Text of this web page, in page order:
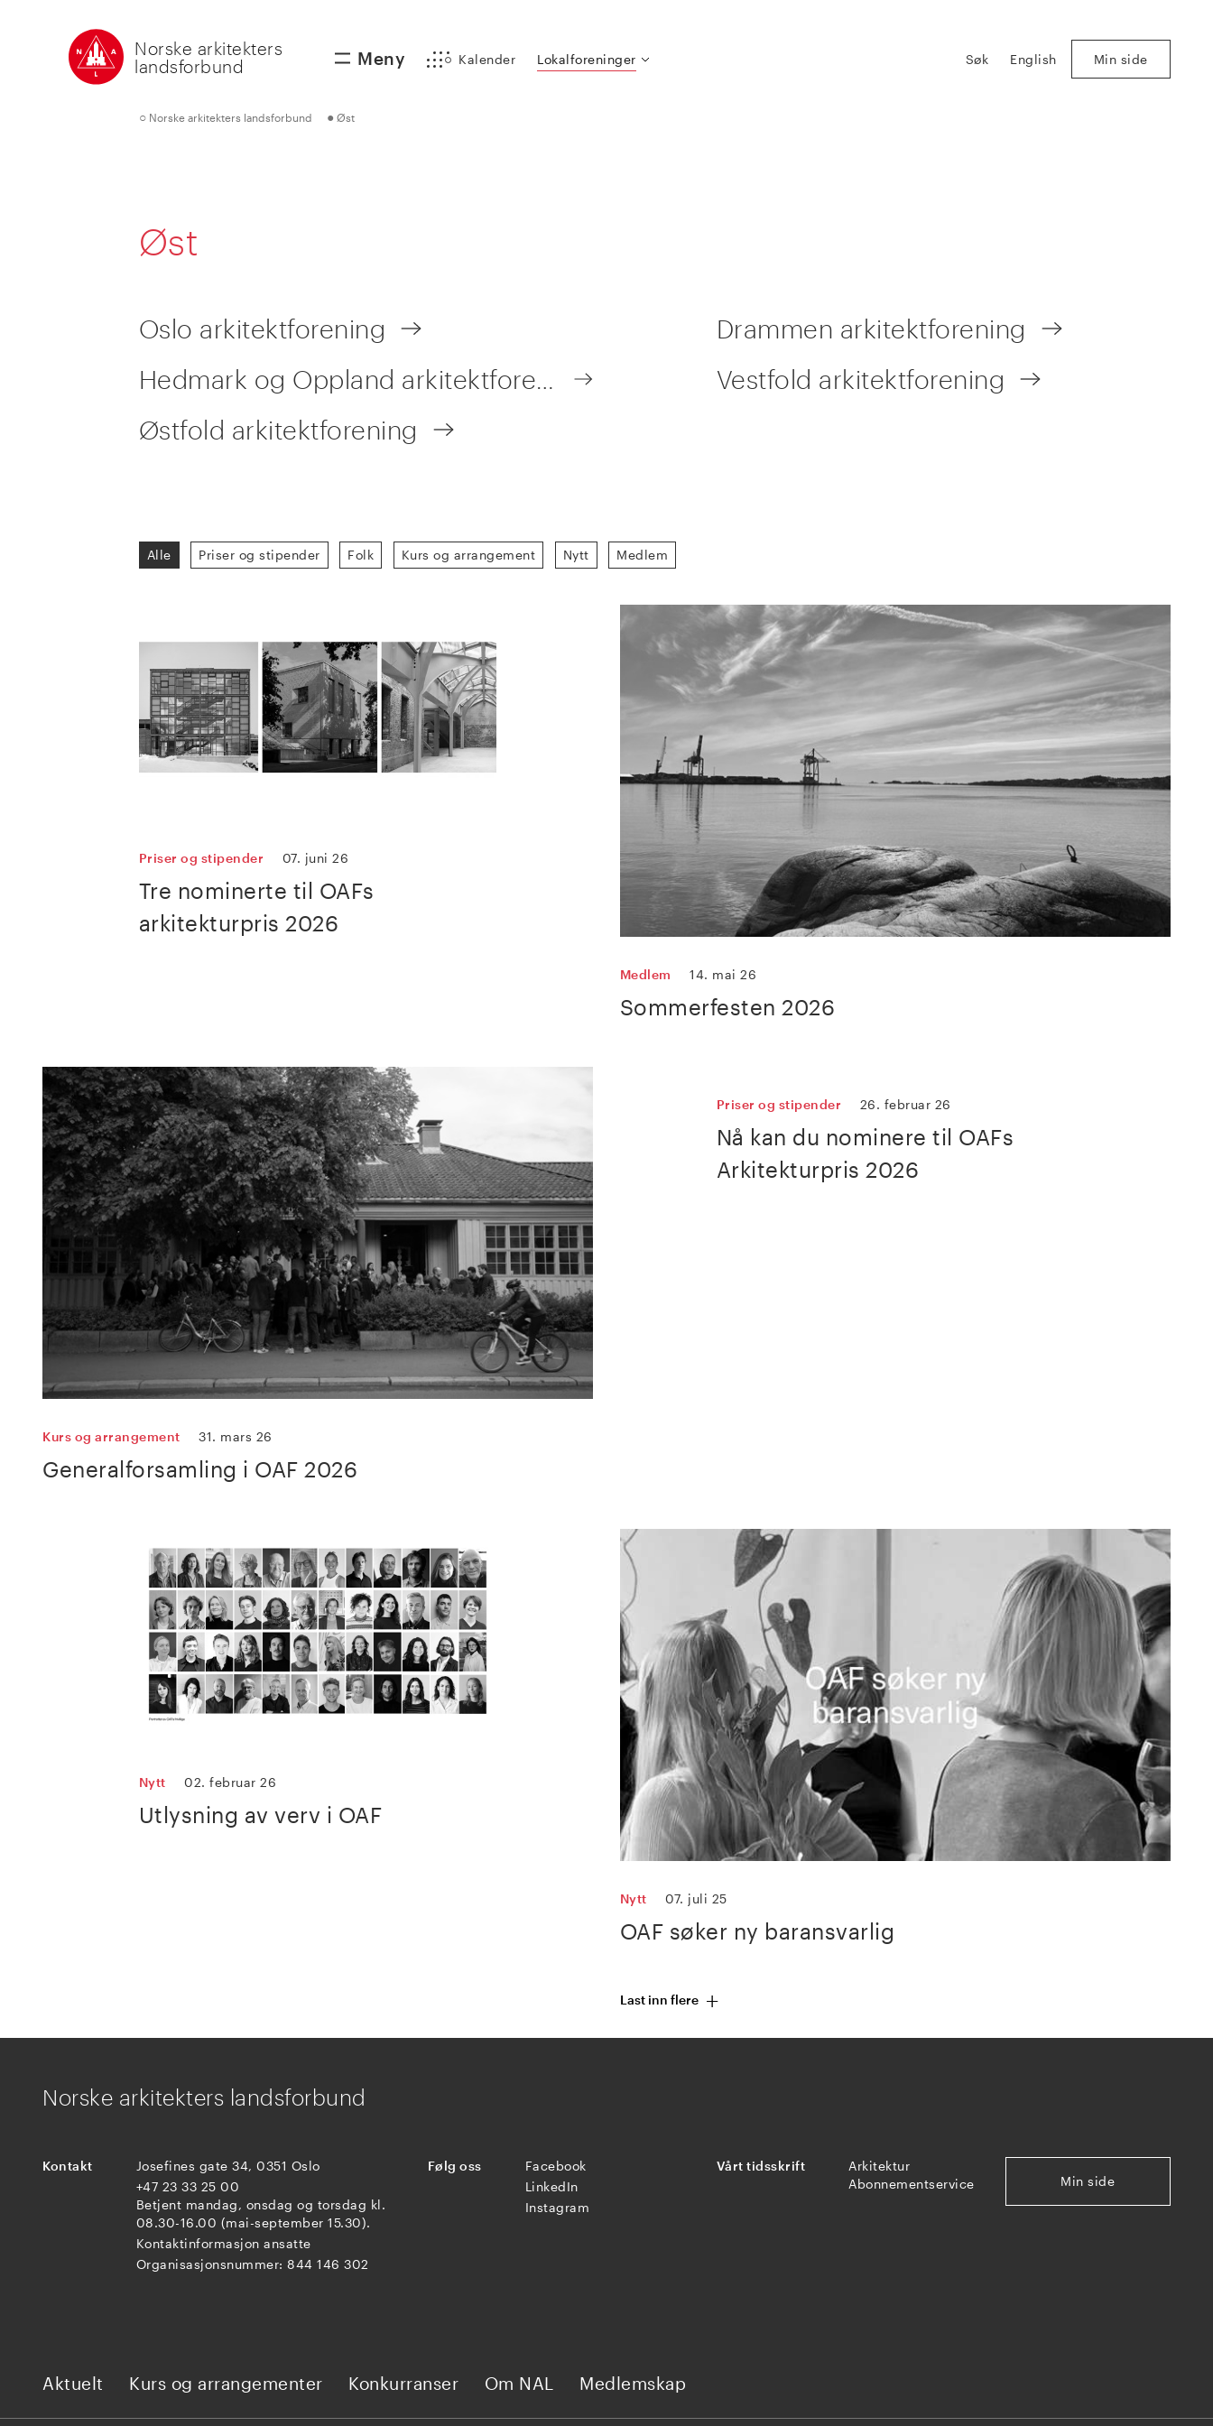
Norske arkitekters
landsforbund
Meny Kalender Lokalforeninger Søk English Min side
○ Norske arkitekters landsforbund ● Øst
Øst
Oslo arkitektforening
Drammen arkitektforening
Vestfold arkitektforening
Østfold arkitektforening
Alle Priser og stipender Folk Kurs og arrangement Nytt Medlem
Priser og stipender 07. juni 26
Tre nominerte til OAFs
arkitekturpris 2026
Medlem 14. mai 26
Sommerfesten 2026
Kurs og arrangement 31. mars 26
Generalforsamling i OAF 2026
Priser og stipender 26. februar 26
Nå kan du nominere til OAFs
Arkitekturpris 2026
Nytt 02. februar 26
Utlysning av verv i OAF
Nytt 07. juli 25
OAF søker ny baransvarlig
Last inn flere +
Norske arkitekters landsforbund
Kontakt
Josefines gate 34, 0351 Oslo
+47 23 33 25 00
Betjent mandag, onsdag og torsdag kl.
08.30-16.00 (mai-september 15.30).
Kontaktinformasjon ansatte
Organisasjonsnummer: 844 146 302
Følg oss
Facebook
LinkedIn
Instagram
Vårt tidsskrift
Arkitektur
Abonnementservice
Min side
Aktuelt Kurs og arrangementer Konkurranser Om NAL Medlemskap